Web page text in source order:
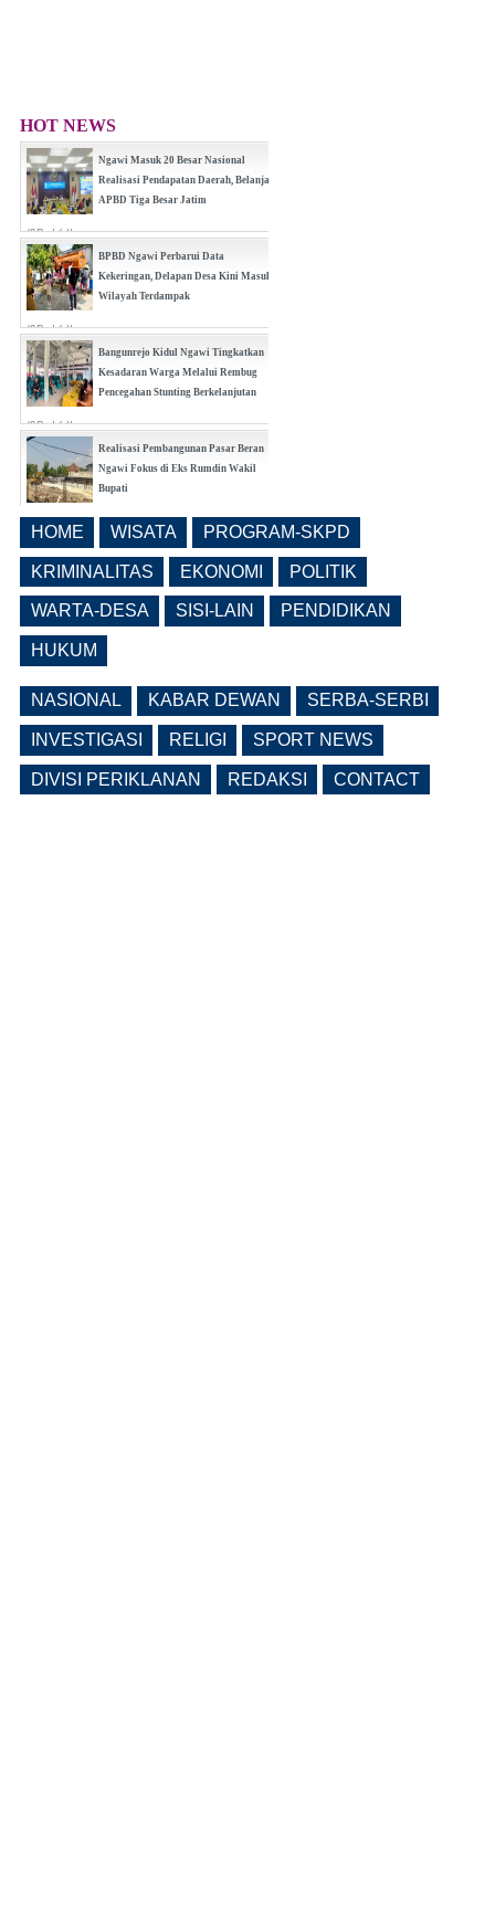
HOT NEWS
Ngawi Masuk 20 Besar Nasional
Realisasi Pendapatan Daerah, Belanja
APBD Tiga Besar Jatim
(0 Reply(s))
BPBD Ngawi Perbarui Data
Kekeringan, Delapan Desa Kini Masuk
Wilayah Terdampak
(0 Reply(s))
Bangunrejo Kidul Ngawi Tingkatkan
Kesadaran Warga Melalui Rembug
Pencegahan Stunting Berkelanjutan
(0 Reply(s))
Realisasi Pembangunan Pasar Beran
Ngawi Fokus di Eks Rumdin Wakil
Bupati
Buka Seleksi Direktur PDAM Definitif
(0 Reply(s))
HOME WISATA PROGRAM-SKPD
KRIMINALITAS EKONOMI POLITIK
WARTA-DESA SISI-LAIN PENDIDIKAN
HUKUM
NASIONAL KABAR DEWAN SERBA-SERBI
INVESTIGASI RELIGI SPORT NEWS
DIVISI PERIKLANAN REDAKSI CONTACT